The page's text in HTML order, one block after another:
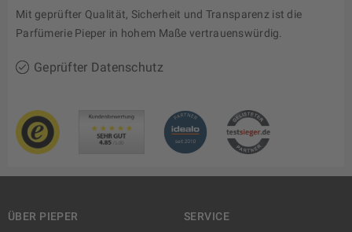
Mit geprüfter Qualität, Sicherheit und Transparenz ist die
Parfümerie Pieper in hohem Maße vertrauenswürdig.
Geprüfter Datenschutz
ÜBER PIEPER
SERVICE